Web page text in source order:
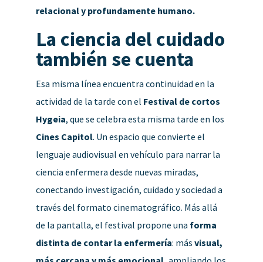
relacional y profundamente humano.
La ciencia del cuidado
también se cuenta
Esa misma línea encuentra continuidad en la
actividad de la tarde con el Festival de cortos
Hygeia, que se celebra esta misma tarde en los
Cines Capitol. Un espacio que convierte el
lenguaje audiovisual en vehículo para narrar la
ciencia enfermera desde nuevas miradas,
conectando investigación, cuidado y sociedad a
través del formato cinematográfico. Más allá
de la pantalla, el festival propone una forma
distinta de contar la enfermería: más visual,